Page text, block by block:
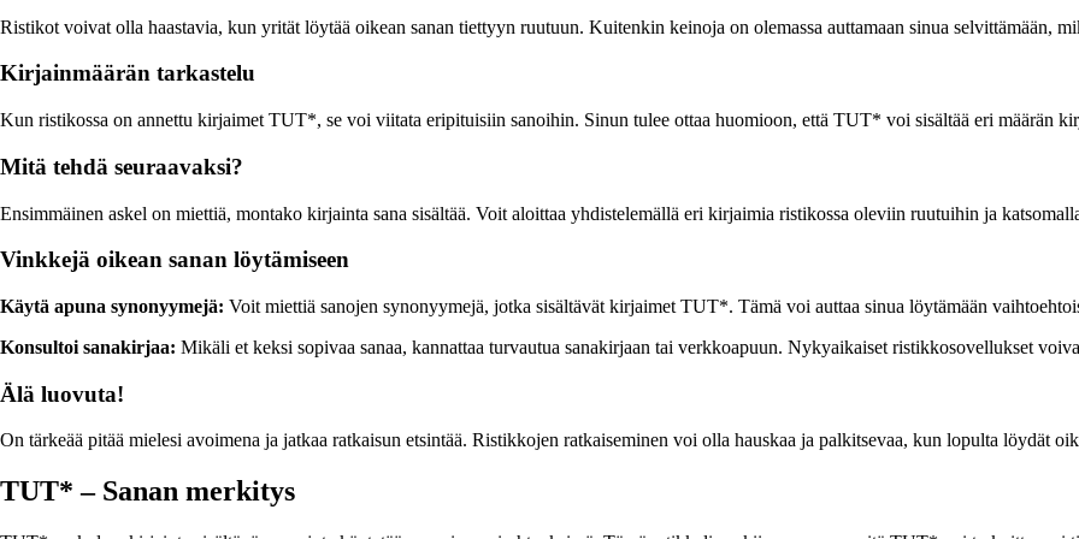
Ristikot voivat olla haastavia, kun yrität löytää oikean sanan tiettyyn ruutuun. Kuitenkin keinoja on olemassa auttamaan sinua selvittämään,
Kirjainmäärän tarkastelu
Kun ristikossa on annettu kirjaimet TUT*, se voi viitata eripituisiin sanoihin. Sinun tulee ottaa huomioon, että TUT* voi sisältää eri määrän
Mitä tehdä seuraavaksi?
Ensimmäinen askel on miettiä, montako kirjainta sana sisältää. Voit aloittaa yhdistelemällä eri kirjaimia ristikossa oleviin ruutuihin ja
Vinkkejä oikean sanan löytämiseen
Käytä apuna synonyymejä: Voit miettiä sanojen synonyymejä, jotka sisältävät kirjaimet TUT*. Tämä voi auttaa sinua löytämään
Konsultoi sanakirjaa: Mikäli et keksi sopivaa sanaa, kannattaa turvautua sanakirjaan tai verkkoapuun. Nykyaikaiset ristikkosovellukset
Älä luovuta!
On tärkeää pitää mielesi avoimena ja jatkaa ratkaisun etsintää. Ristikkojen ratkaiseminen voi olla hauskaa ja palkitsevaa, kun lopulta löydät
TUT* – Sanan merkitys